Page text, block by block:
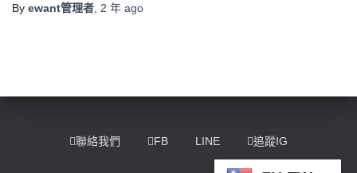
By ewant管理者 2 年 ago
聯絡我們 FB LINE 追蹤IG